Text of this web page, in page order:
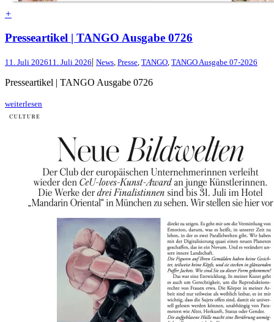
+
Presseartikel | TANGO Ausgabe 0726
11. Juli 202611. Juli 2026| News Presse TANGO TANGO Ausgabe 07-2026
Presseartikel | TANGO Ausgabe 0726
weiterlesen